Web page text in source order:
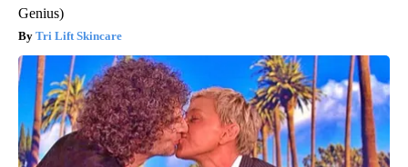
Genius)
Tri Lift Skincare